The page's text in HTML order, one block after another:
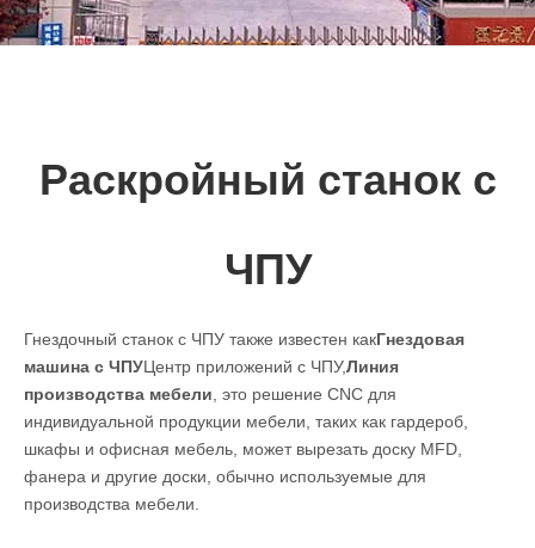
Раскройный станок с
ЧПУ
Гнездочный станок с ЧПУ также известен какГнездовая
машина с ЧПУЦентр приложений с ЧПУ,Линия
производства мебели , это решение CNC для
индивидуальной продукции мебели, таких как гардероб,
шкафы и офисная мебель, может вырезать доску MFD,
фанера и другие доски, обычно используемые для
производства мебели.